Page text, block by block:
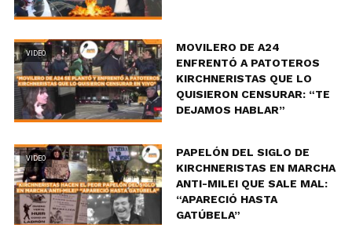
VIDEO
MOVILERO DE A24
ENFRENTÓ A PATOTEROS
KIRCHNERISTAS QUE LO
QUISIERON CENSURAR: “TE
DEJAMOS HABLAR”
VIDEO
PAPELÓN DEL SIGLO DE
KIRCHNERISTAS EN MARCHA
ANTI-MILEI QUE SALE MAL:
“APARECIÓ HASTA
GATÚBELA”